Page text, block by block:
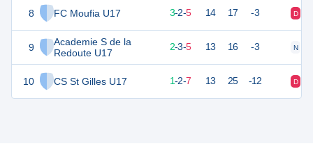
8 FC Moufia U17
9
Academie S de la
Redoute U17
10 CS St Gilles U17
3-2-5 14 17 -3 D
19 2-3-5 13 16 -3 N
15 1-2-7 13 25 -12 D